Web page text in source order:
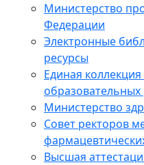
Министерство
Федерации
Электронные
ресурсы
Единая
образовательных
Министерство
Совет ректоров
Высшая